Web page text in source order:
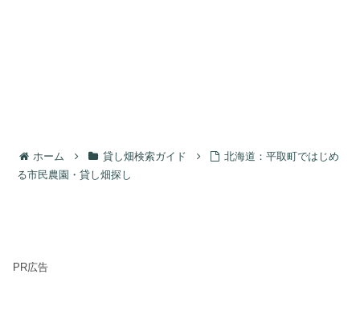
ホーム 貸し畑検索ガイド
北海道：平取町ではじめ
る市民農園・貸し畑探し
PR広告